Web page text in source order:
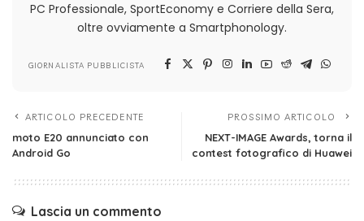
PC Professionale, SportEconomy e Corriere della Sera,
oltre ovviamente a Smartphonology.
GIORNALISTA PUBBLICISTA
ARTICOLO PRECEDENTE
moto E20 annunciato con
Android Go
PROSSIMO ARTICOLO
NEXT-IMAGE Awards, torna il
contest fotografico di Huawei
Lascia un commento